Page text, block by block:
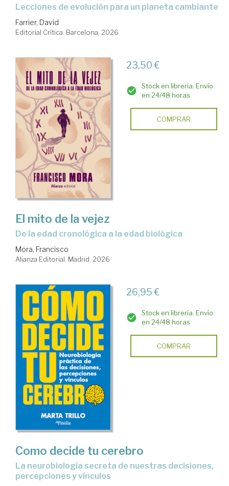
Lecciones de evolución para un planeta cambiante
Farrier, David
Editorial Crítica. Barcelona, 2026
23,50 €
Stock en librería. Envío
en 24/48 horas
COMPRAR
El mito de la vejez
De la edad cronológica a la edad biológica
Mora, Francisco
Alianza Editorial. Madrid, 2026
26,95 €
Stock en librería. Envío
en 24/48 horas
COMPRAR
Como decide tu cerebro
La neurobiología secreta de nuestras decisiones,
percepciones y vínculos